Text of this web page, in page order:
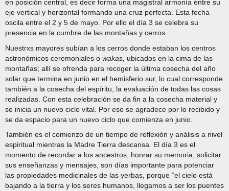
en posición central, es decir forma una magistral armonía entre su
eje vertical y horizontal formando una cruz perfecta. Esta fecha
oscila entre el 2 y 5 de mayo. Por ello el día 3 se celebra su
presencia en la cumbre de las montañas y cerros.
Nuestrxs mayores subían a los cerros donde estaban los centros
astronómicos ceremoniales o wakas, ubicados en la cima de las
montañas; allí se ofrenda para recoger la última cosecha del año
solar que termina en junio en el hemisferio sur, lo cual corresponde
también a la cosecha del espíritu, la evaluación de todas las cosas
realizadas. Con esta celebración se da fin a la cosecha material y
se inicia un nuevo ciclo vital. Por eso se agradece por lo recibido y
se da espacio para un nuevo ciclo que comienza en junio.
También es el comienzo de un tiempo de reflexión y análisis a nivel
espiritual mientras la Madre Tierra descansa. El día 3 es el
momento de recordar a los ancestros, honrar su memoria, solicitar
sus enseñanzas y mensajes, son días importante para potenciar
las propiedades medicinales de las yerbas, porque “el cielo está
bajando a la tierra y los seres humanos, llegamos a ser los puentes